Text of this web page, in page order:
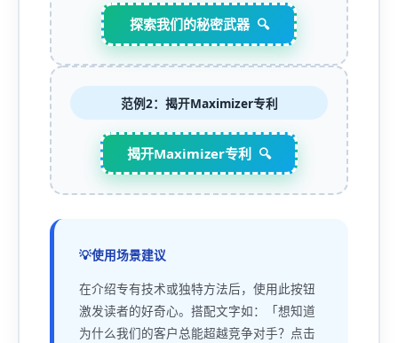
探索我们的秘密武器
范例2：揭开Maximizer专利
揭开Maximizer专利
使用场景建议
在介绍专有技术或独特方法后，使用此按钮
激发读者的好奇心。搭配文字如：「想知道
为什么我们的客户总能超越竞争对手？点击